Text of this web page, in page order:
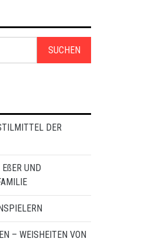
SUCHEN
DER
UND
– WEISHEITEN VON